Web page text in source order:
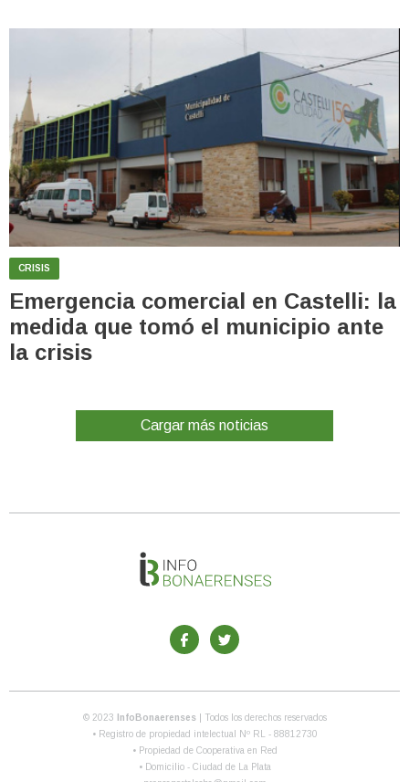
CRISIS
Emergencia comercial en Castelli: la
medida que tomó el municipio ante
la crisis
Cargar más noticias
© 2023 InfoBonaerenses
| Todos los derechos reservados
• Registro de propiedad intelectual Nº RL - 88812730
• Propiedad de Cooperativa en Red
• Domicilio - Ciudad de La Plata